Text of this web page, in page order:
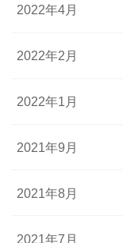
2022年4月
2022年2月
2022年1月
2021年9月
2021年8月
2021年7月